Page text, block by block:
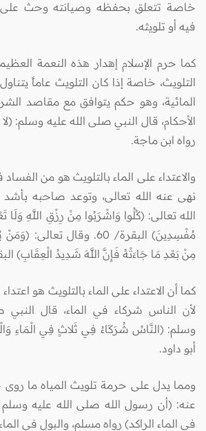
خاصة تتعلق بحفظه وصيانته وحث على
فيه أو تلويثه.
كما حرم الإسلام إهدار هذه النعمة
التلويث، خاصة إذا كان التلويث عاماً
المائية، وهو حكم يتوافق مع مقاصد
الأحكام، قال النبي صلى الله عليه وسلم:
رواه ابن ماجة.
والاعتداء على الماء بالتلويث هو من
نهى عنه الله تعالى، وتوعد صاحبه بأشد
الله تعالى: (كُلُوا وَاشْرَبُوا مِنْ رِزْقِ اللَّهِ
مُفْسِدِينَ) البقرة/ 60. وقال
مِنْ بَعْدِ مَا جَاءَتْهُ فَإِنَّ اللَّهَ شَدِيدُ الْعِقَابِ)
كما أن الاعتداء على الماء بالتلويث هو
لأن الناس شركاء في الماء، قال النبي
وسلم: (النَّاسُ شُرَكَاءُ فِي ثَلاثٍ فِي الْمَاءِ
أبو داود.
ومما يدل على حرمة تلويث المياه ما روى
عنه: (أن رسول الله صلى الله عليه
في الماء الراكد) رواه مسلم، والبول في